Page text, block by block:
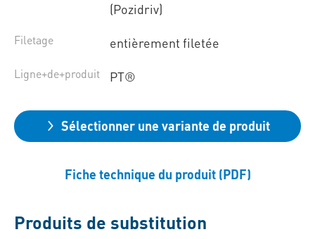
(Pozidriv)
Filetage entièrement filetée
Ligne+de+produit PT®
Sélectionner une variante de produit
Fiche technique du produit (PDF)
Produits de substitution